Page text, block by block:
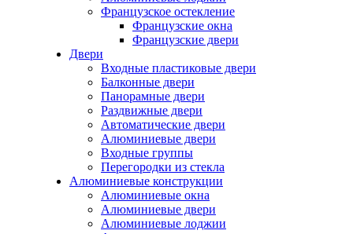
Французское остекление
Французские окна
Французские двери
Двери
Входные пластиковые двери
Балконные двери
Панорамные двери
Раздвижные двери
Автоматические двери
Алюминиевые двери
Входные группы
Перегородки из стекла
Алюминиевые конструкции
Алюминиевые окна
Алюминиевые двери
Алюминиевые лоджии